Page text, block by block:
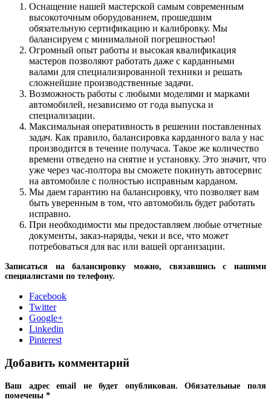
Оснащение нашей мастерской самым современным
высокоточным оборудованием, прошедшим
обязательную сертификацию и калибровку. Мы
балансируем с минимальной погрешностью!
Огромный опыт работы и высокая квалификация
мастеров позволяют работать даже с карданными
валами для специализированной техники и решать
сложнейшие производственные задачи.
Возможность работы с любыми моделями и марками
автомобилей, независимо от года выпуска и
специализации.
Максимальная оперативность в решении поставленных
задач. Как правило, балансировка карданного вала у нас
производится в течение получаса. Такое же количество
времени отведено на снятие и установку. Это значит, что
уже через час-полтора вы сможете покинуть автосервис
на автомобиле с полностью исправным карданом.
Мы даем гарантию на балансировку, что позволяет вам
быть уверенным в том, что автомобиль будет работать
исправно.
При необходимости мы предоставляем любые отчетные
документы, заказ-наряды, чеки и все, что может
потребоваться для вас или вашей организации.
Записаться на балансировку можно, связавшись с нашими
специалистами по телефону.
Facebook
Twitter
Google+
Linkedin
Pinterest
Добавить комментарий
Ваш адрес email не будет опубликован.
Обязательные поля
помечены *